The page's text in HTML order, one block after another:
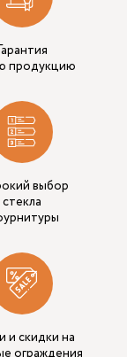
продукцию
выбор
стекла
и скидки на
ограждения